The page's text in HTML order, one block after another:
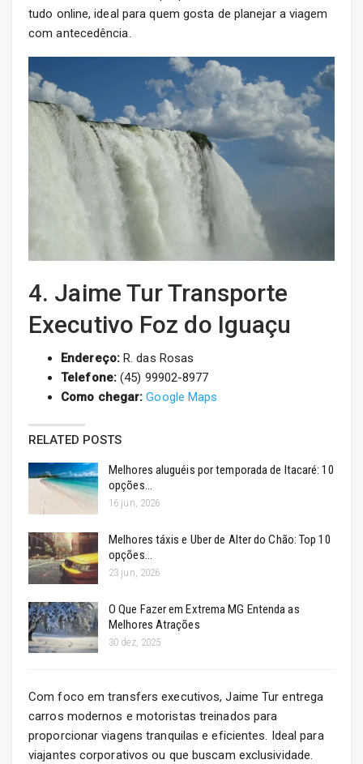
tudo online, ideal para quem gosta de planejar a viagem
com antecedência.
4. Jaime Tur Transporte
Executivo Foz do Iguaçu
Endereço:R. das Rosas
Telefone:(45) 99902-8977
Como chegar: Google Maps
RELATED POSTS
Melhores aluguéis por temporada de Itacaré: 10
opções…
16 jun, 2026
Melhores táxis e Uber de Alter do Chão: Top 10
opções…
23 jun, 2026
O Que Fazer em Extrema MG Entenda as
Melhores Atrações
30 dez, 2025
Com foco em transfers executivos, Jaime Tur entrega
carros modernos e motoristas treinados para
proporcionar viagens tranquilas e eficientes. Ideal para
viajantes corporativos ou que buscam exclusividade.